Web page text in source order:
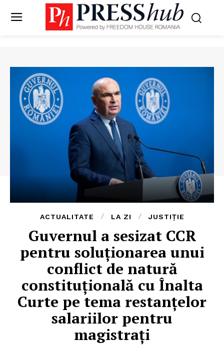
ACTUALITATE LA ZI JUSTIȚIE
Guvernul a sesizat CCR
pentru soluționarea unui
conflict de natură
constituțională cu Înalta
Curte pe tema restanțelor
salariilor pentru
magistrați